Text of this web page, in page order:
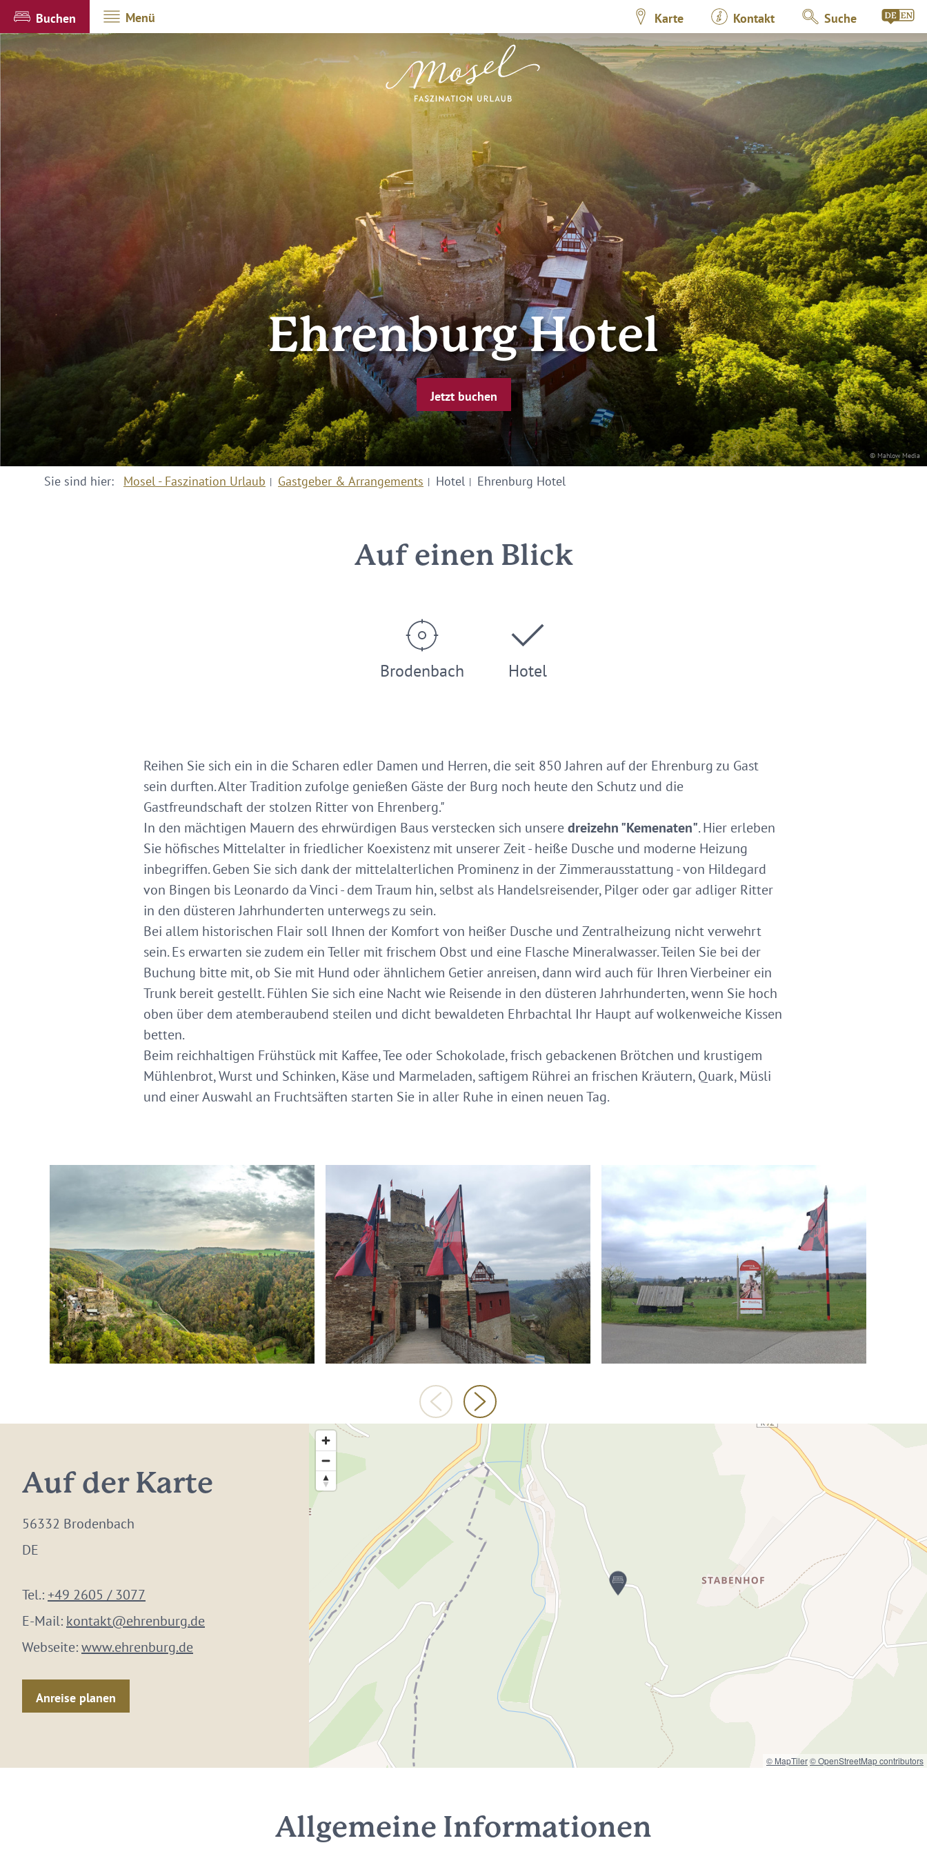
Buchen Menü Karte Kontakt Suche
© Mahlow Media
Ehrenburg Hotel
Jetzt buchen
Sie sind hier: Mosel - Faszination Urlaub Gastgeber & Arrangements Hotel Ehrenburg Hotel
Auf einen Blick
Brodenbach Hotel
Reihen Sie sich ein in die Scharen edler Damen und Herren, die seit 850 Jahren auf der Ehrenburg zu Gast
sein durften. Alter Tradition zufolge genießen Gäste der Burg noch heute den Schutz und die
Gastfreundschaft der stolzen Ritter von Ehrenberg."
In den mächtigen Mauern des ehrwürdigen Baus verstecken sich unseredreizehn "Kemenaten". Hier erleben
Sie höfisches Mittelalter in friedlicher Koexistenz mit unserer Zeit - heiße Dusche und moderne Heizung
inbegriffen. Geben Sie sich dank der mittelalterlichen Prominenz in der Zimmerausstattung - von Hildegard
von Bingen bis Leonardo da Vinci - dem Traum hin, selbst als Handelsreisender, Pilger oder gar adliger Ritter
in den düsteren Jahrhunderten unterwegs zu sein.
Bei allem historischen Flair soll Ihnen der Komfort von heißer Dusche und Zentralheizung nicht verwehrt
sein. Es erwarten sie zudem ein Teller mit frischem Obst und eine Flasche Mineralwasser. Teilen Sie bei der
Buchung bitte mit, ob Sie mit Hund oder ähnlichem Getier anreisen, dann wird auch für Ihren Vierbeiner ein
Trunk bereit gestellt. Fühlen Sie sich eine Nacht wie Reisende in den düsteren Jahrhunderten, wenn Sie hoch
oben über dem atemberaubend steilen und dicht bewaldeten Ehrbachtal Ihr Haupt auf wolkenweiche Kissen
betten.
Beim reichhaltigen Frühstück mit Kaffee, Tee oder Schokolade, frisch gebackenen Brötchen und krustigem
Mühlenbrot, Wurst und Schinken, Käse und Marmeladen, saftigem Rührei an frischen Kräutern, Quark, Müsli
und einer Auswahl an Fruchtsäften starten Sie in aller Ruhe in einen neuen Tag.
Auf der Karte
56332 Brodenbach
DE
Tel.:+49 2605 / 3077
E-Mail: kontakt@ehrenburg.de
Webseite:www.ehrenburg.de
Anreise planen
© MapTiler© OpenStreetMap contributors
Allgemeine Informationen